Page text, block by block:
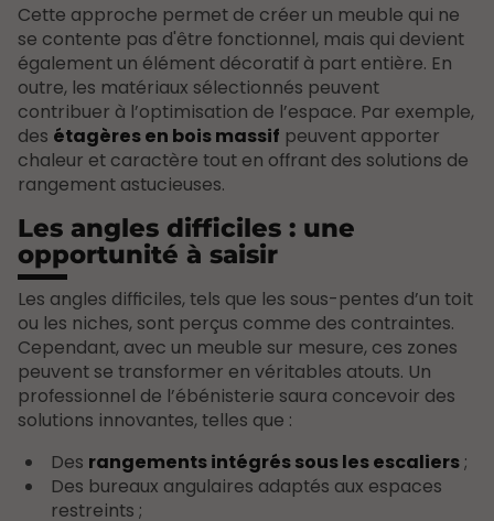
Cette approche permet de créer un meuble qui ne
se contente pas d'être fonctionnel, mais qui devient
également un élément décoratif à part entière. En
outre, les matériaux sélectionnés peuvent
contribuer à l’optimisation de l’espace. Par exemple,
des étagères en bois massif peuvent apporter
chaleur et caractère tout en offrant des solutions de
rangement astucieuses.
Les angles difficiles : une
opportunité à saisir
Les angles difficiles, tels que les sous-pentes d’un toit
ou les niches, sont perçus comme des contraintes.
Cependant, avec un meuble sur mesure, ces zones
peuvent se transformer en véritables atouts. Un
professionnel de l’ébénisterie saura concevoir des
solutions innovantes, telles que :
Des rangements intégrés sous les escaliers;
Des bureaux angulaires adaptés aux espaces
restreints ;